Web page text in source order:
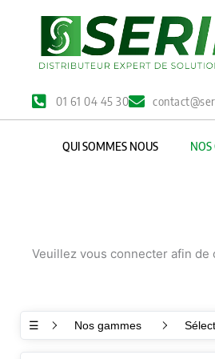
01 61 04 45 30
QUI SOMMES NOUS
Veuillez vous connecter afin
☰ Nos gammes